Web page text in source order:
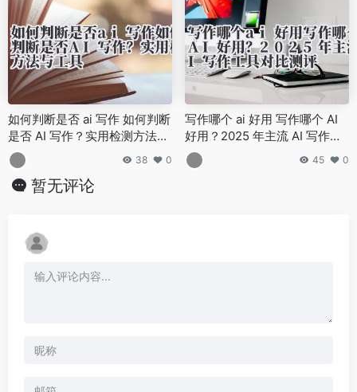
如何判断是否 ai 写作 如何判断
是否 AI 写作？实用检测方法与
工具
38 0
写作哪个 ai 好用 写作哪个 AI
好用？2025 年主流 AI 写作工
具对比测评
45 0
暂无评论